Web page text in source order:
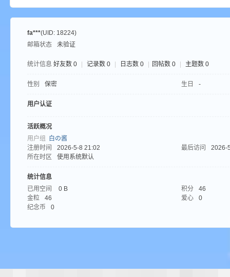
ne
fa***(UID: 18224)
邮箱状态
未验证
统计信息 好友数 0 记录数 0 日志数 0 回帖数 0 主题数 0
性别 保密 生日 -
用户认证
活跃概况
用户组
白の酱
注册时间
2026-5-8 21:02 最后访问
2026-
所在时区
使用系统默认
统计信息
已用空间
0 B 积分
46
金粒
46 爱心
0
纪念币
0